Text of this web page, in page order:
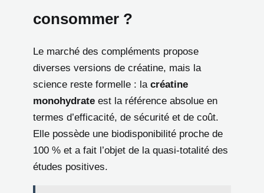
consommer ?
Le marché des compléments propose
diverses versions de créatine, mais la
science reste formelle : la créatine
monohydrate est la référence absolue en
termes d’efficacité, de sécurité et de coût.
Elle possède une biodisponibilité proche de
100 % et a fait l’objet de la quasi-totalité des
études positives.